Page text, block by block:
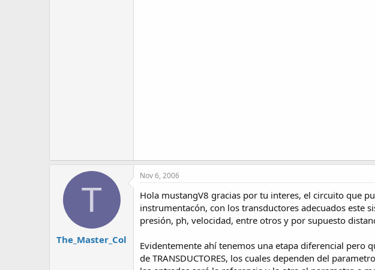
T
The_Master_Col
Nov 6, 2006
Hola mustangV8 gracias por tu interes, el circuito que
instrumentacón, con los transductores adecuados este
presión, ph, velocidad, entre otros y por supuesto
Evidentemente ahí tenemos una etapa diferencial pero
de TRANSDUCTORES, los cuales dependen del